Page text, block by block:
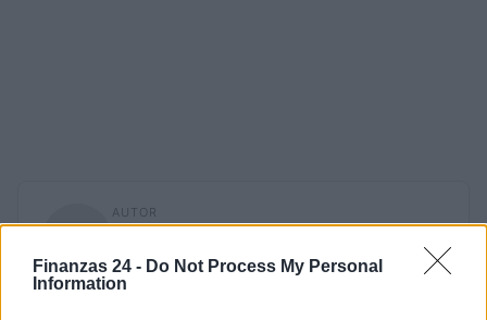
Finanzas 24 - Do Not Process My Personal
Information
AUTOR
Staff